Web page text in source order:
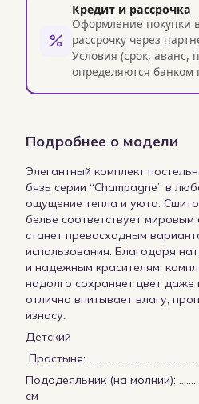
Кредит и рассрочка
Оформление покупки
рассрочку через
Условия (срок, аванс,
определяются
Подробнее о модели
Элегантный комплект
бязь серии “Champagne” в
ощущение тепла и уюта.
белье соответствует мировым
станет превосходным
использования. Благодаря
и надежным красителям,
надолго сохраняет цвет даже
отлично впитывает влагу,
износу.
Детский
Простыня:
Пододеяльник (на молнии):
см